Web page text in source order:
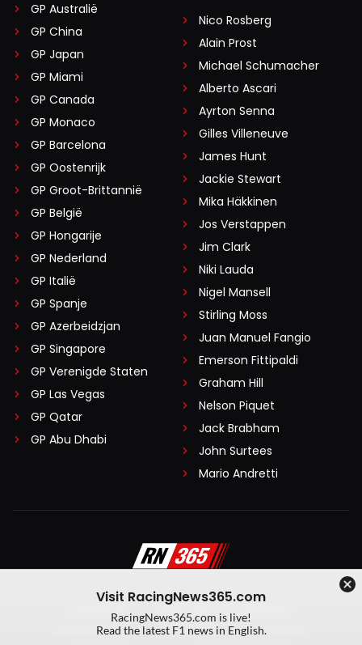
GP Australië
GP China
GP Japan
GP Miami
GP Canada
GP Monaco
GP Barcelona
GP Oostenrijk
GP Groot-Brittannië
GP België
GP Hongarije
GP Nederland
GP Italië
GP Spanje
GP Azerbeidzjan
GP Singapore
GP Verenigde Staten
GP Las Vegas
GP Qatar
GP Abu Dhabi
Nico Rosberg
Alain Prost
Michael Schumacher
Alberto Ascari
Ayrton Senna
Gilles Villeneuve
James Hunt
Jackie Stewart
Mika Häkkinen
Jos Verstappen
Jim Clark
Niki Lauda
Nigel Mansell
Stirling Moss
Juan Manuel Fangio
Emerson Fittipaldi
Graham Hill
Nelson Piquet
Jack Brabham
John Surtees
Mario Andretti
Algemene voorwaarden
Privacy Policy
Created by On Your Marks
Visit RacingNews365.com
RacingNews365.com is live!
Read the latest F1 news in English.